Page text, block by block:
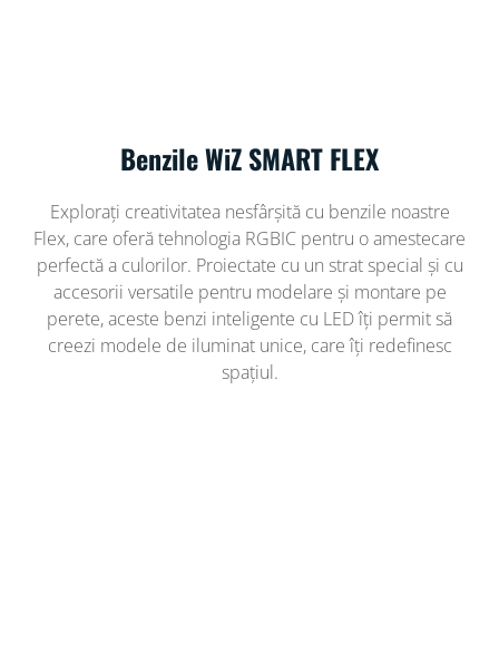
Benzile WiZ SMART FLEX
Explorați creativitatea nesfârșită cu benzile noastre
Flex, care oferă tehnologia RGBIC pentru o amestecare
perfectă a culorilor. Proiectate cu un strat special și cu
accesorii versatile pentru modelare și montare pe
perete, aceste benzi inteligente cu LED îți permit să
creezi modele de iluminat unice, care îți redefinesc
spațiul.